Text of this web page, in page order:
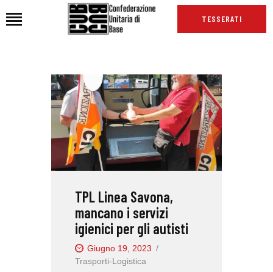
TESSERATI
HOME
CHI SIAMO
SEDI
NEWS
PODCAST CUB
INTERNAZIONALE
RASSEGNA STAMPA
TPL Linea Savona,
mancano i servizi
igienici per gli autisti
Giugno 19, 2023
Trasporti-Logistica